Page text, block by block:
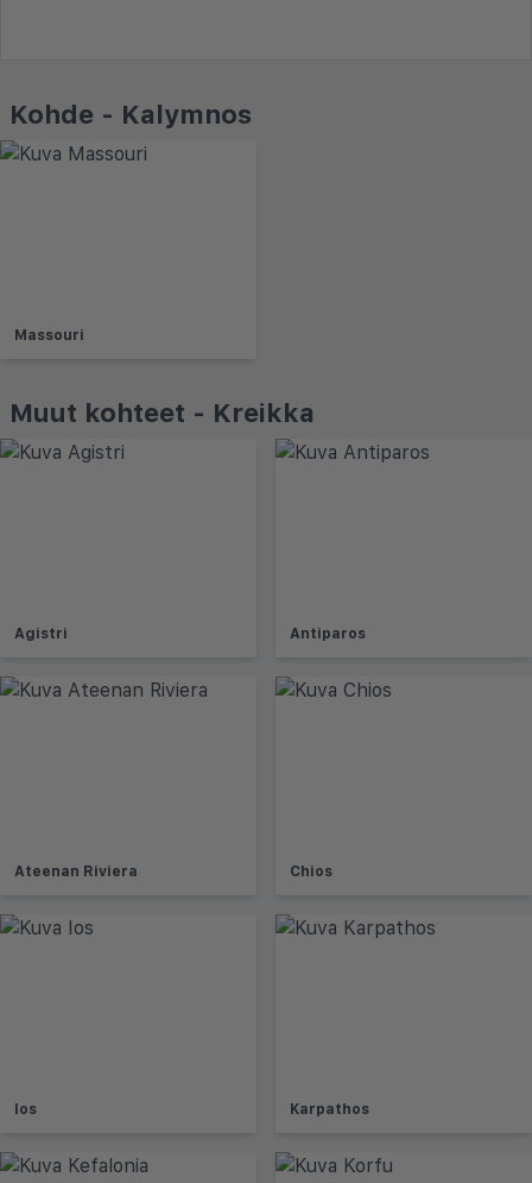
Kohde - Kalymnos
Massouri
Muut kohteet - Kreikka
Agistri Antiparos
Ateenan Riviera Chios
Ios Karpathos